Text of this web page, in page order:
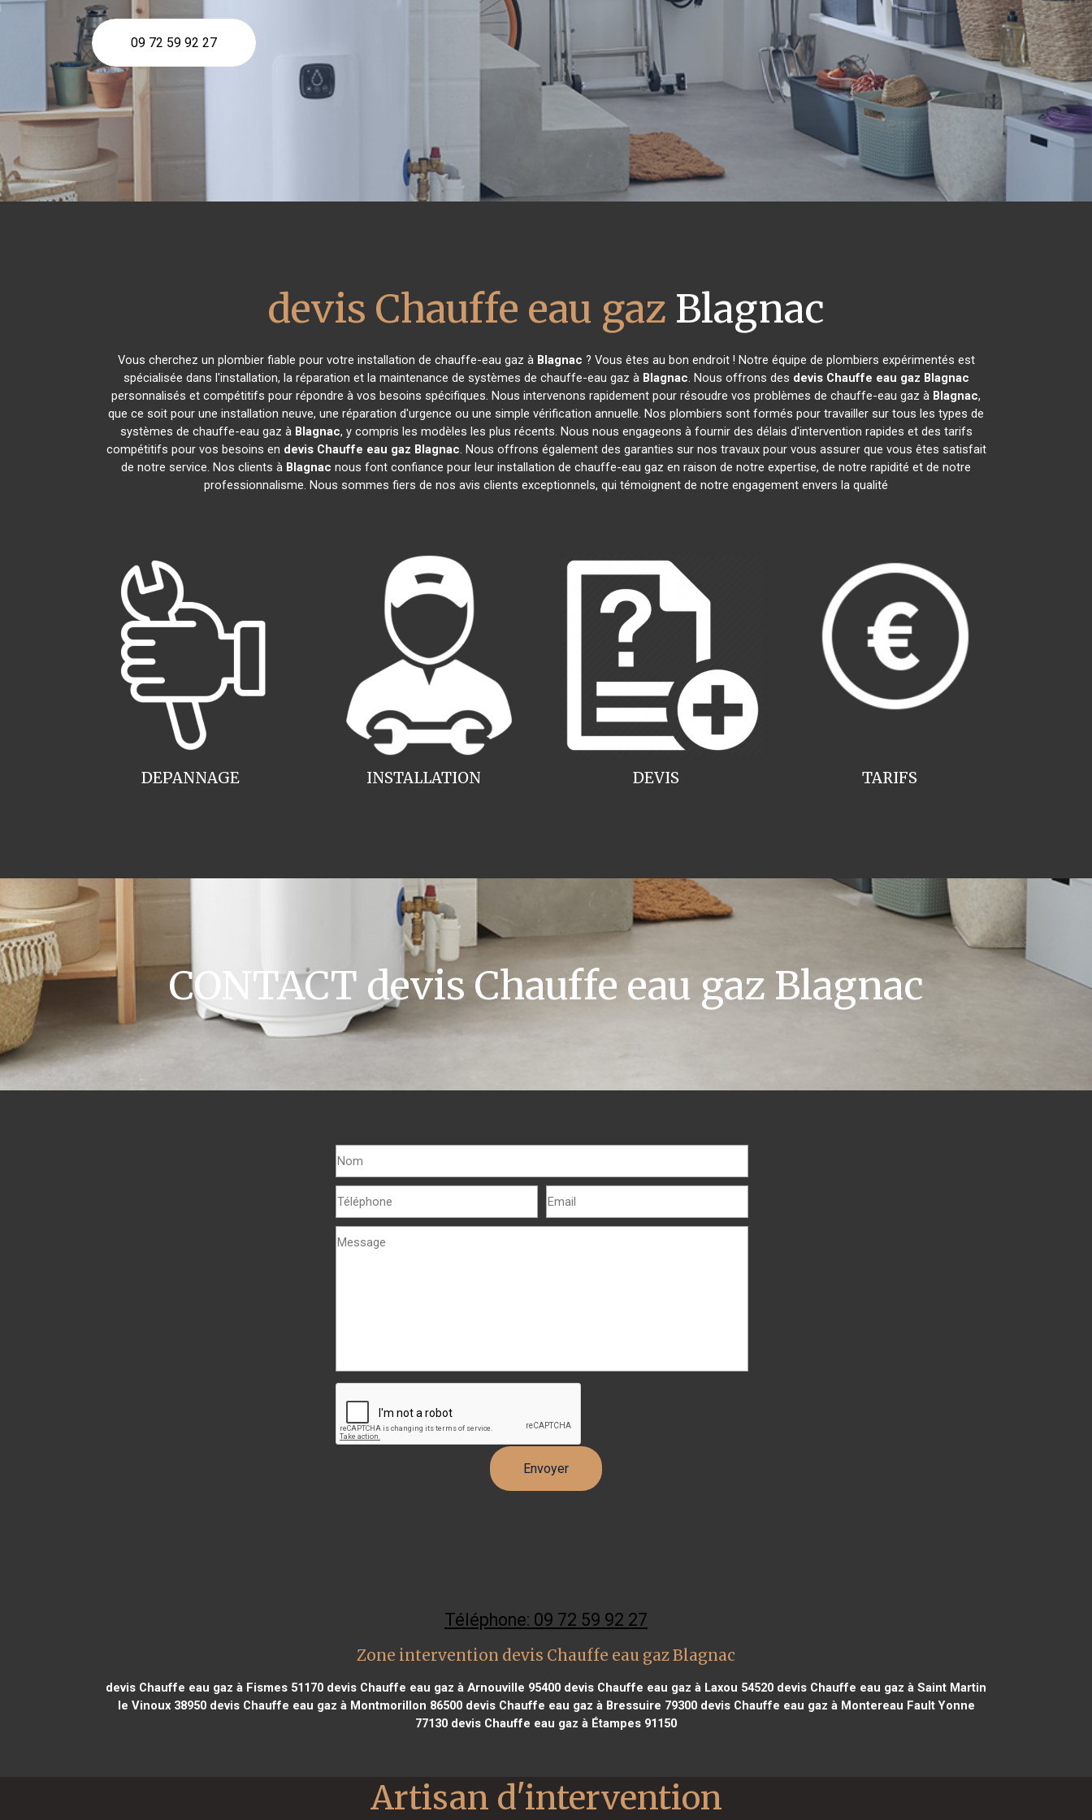
09 72 59 92 27
devis Chauffe eau gaz Blagnac
Vous cherchez un plombier fiable pour votre installation de chauffe-eau gaz à Blagnac ? Vous êtes au bon endroit ! Notre équipe de plombiers expérimentés est
spécialisée dans l'installation, la réparation et la maintenance de systèmes de chauffe-eau gaz à Blagnac. Nous offrons des devis Chauffe eau gaz Blagnac
personnalisés et compétitifs pour répondre à vos besoins spécifiques. Nous intervenons rapidement pour résoudre vos problèmes de chauffe-eau gaz à Blagnac,
que ce soit pour une installation neuve, une réparation d'urgence ou une simple vérification annuelle. Nos plombiers sont formés pour travailler sur tous les types de
systèmes de chauffe-eau gaz à Blagnac, y compris les modèles les plus récents. Nous nous engageons à fournir des délais d'intervention rapides et des tarifs
compétitifs pour vos besoins en devis Chauffe eau gaz Blagnac. Nous offrons également des garanties sur nos travaux pour vous assurer que vous êtes satisfait
de notre service. Nos clients à Blagnac nous font confiance pour leur installation de chauffe-eau gaz en raison de notre expertise, de notre rapidité et de notre
professionnalisme. Nous sommes fiers de nos avis clients exceptionnels, qui témoignent de notre engagement envers la qualité
INSTALLATION
DEPANNAGE TARIFS
DEVIS
CONTACT devis Chauffe eau gaz Blagnac
Téléphone: 09 72 59 92 27
Zone intervention devis Chauffe eau gaz Blagnac
devis Chauffe eau gaz à Fismes 51170 devis Chauffe eau gaz à Arnouville 95400 devis Chauffe eau gaz à Laxou 54520 devis Chauffe eau gaz à Saint Martin
le Vinoux 38950devis Chauffe eau gaz à Montmorillon 86500devis Chauffe eau gaz à Bressuire 79300devis Chauffe eau gaz à Montereau Fault Yonne
77130 devis Chauffe eau gaz à Étampes 91150
Artisan d'intervention